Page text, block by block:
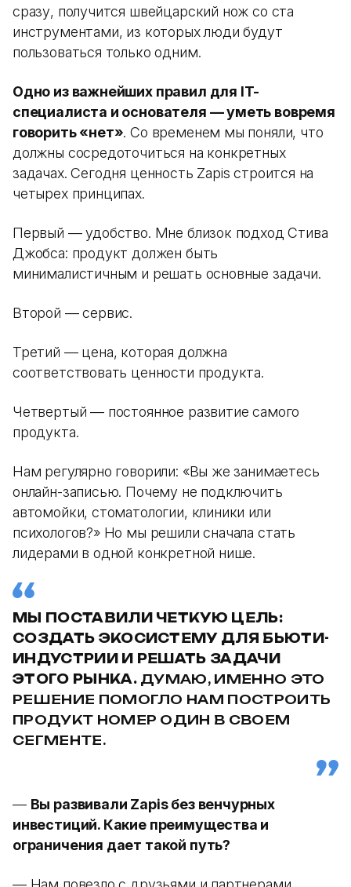
сразу, получится швейцарский нож со ста
инструментами, из которых люди будут
пользоваться только одним.
Одно из важнейших правил для IT-
специалиста и основателя — уметь вовремя
говорить «нет». Со временем мы поняли, что
должны сосредоточиться на конкретных
задачах. Сегодня ценность Zapis строится на
четырех принципах.
Первый — удобство. Мне близок подход Стива
Джобса: продукт должен быть
минималистичным и решать основные задачи.
Второй — сервис.
Третий — цена, которая должна
соответствовать ценности продукта.
Четвертый — постоянное развитие самого
продукта.
Нам регулярно говорили: «Вы же занимаетесь
онлайн-записью. Почему не подключить
автомойки, стоматологии, клиники или
психологов?» Но мы решили сначала стать
лидерами в одной конкретной нише.
МЫ ПОСТАВИЛИ ЧЕТКУЮ ЦЕЛЬ:
СОЗДАТЬ ЭКОСИСТЕМУ ДЛЯ БЬЮТИ-
ИНДУСТРИИ И РЕШАТЬ ЗАДАЧИ
ЭТОГО РЫНКА. ДУМАЮ, ИМЕННО ЭТО
РЕШЕНИЕ ПОМОГЛО НАМ ПОСТРОИТЬ
ПРОДУКТ НОМЕР ОДИН В СВОЕМ
СЕГМЕНТЕ.
— Вы развивали Zapis без венчурных
инвестиций. Какие преимущества и
ограничения дает такой путь?